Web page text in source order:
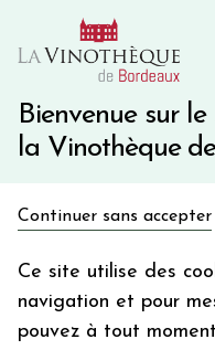
Bienvenue sur le
la Vinothèque
Continuer sans accepter
Ce site utilise des
navigation et pour
pouvez à tout moment
10€ de remise
Une
Votre
email